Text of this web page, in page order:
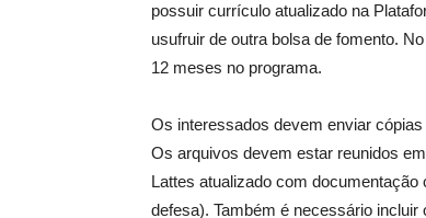
possuir currículo atualizado na
usufruir de outra bolsa de fomento.
12 meses no programa.
Os interessados devem enviar
Os arquivos devem estar reunidos
Lattes atualizado com
defesa). Também é necessário